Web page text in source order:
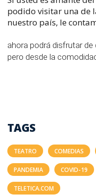
podido visitar una de
nuestro país, le
ahora podrá disfrutar
pero desde la
TAGS
TEATRO COMEDIAS
PANDEMIA COVID-19
TELETICA.COM